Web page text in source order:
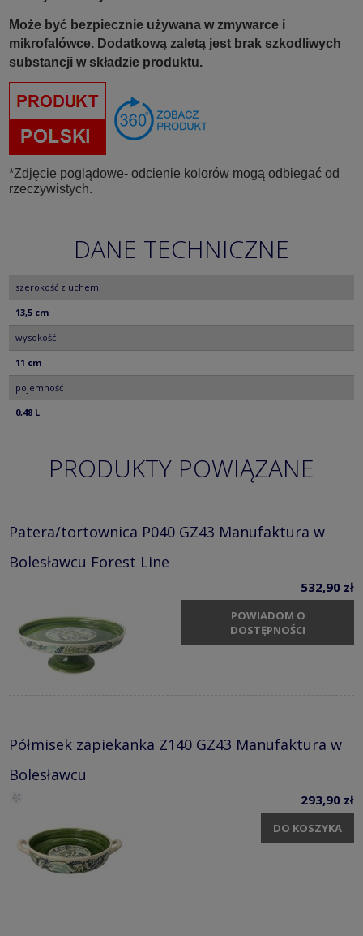
Może być bezpiecznie używana w zmywarce i
mikrofalówce. Dodatkową zaletą jest brak szkodliwych
substancji w składzie produktu.
*Zdjęcie poglądowe- odcienie kolorów mogą odbiegać od
rzeczywistych.
DANE TECHNICZNE
szerokość z uchem
13,5 cm
wysokość
11 cm
pojemność
0,48 L
PRODUKTY POWIĄZANE
Patera/tortownica P040 GZ43 Manufaktura w
Bolesławcu Forest Line
532,90 zł
POWIADOM O
DOSTĘPNOŚCI
Półmisek zapiekanka Z140 GZ43 Manufaktura w
Bolesławcu
293,90 zł
DO KOSZYKA